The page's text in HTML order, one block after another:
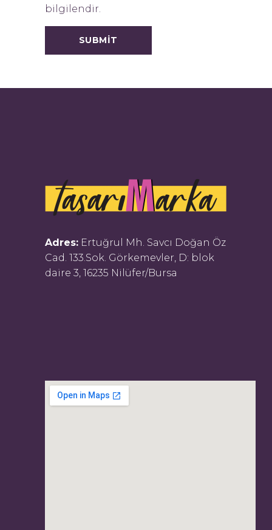
bilgilendir.
Adres: Ertuğrul Mh. Savcı Doğan Öz
Cad. 133.Sok. Görkemevler, D: blok
daire 3, 16235 Nilüfer/Bursa